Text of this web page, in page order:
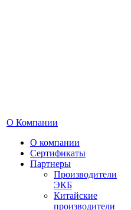
О Компании
О компании
Сертификаты
Партнеры
Производители
ЭКБ
Китайские
производители